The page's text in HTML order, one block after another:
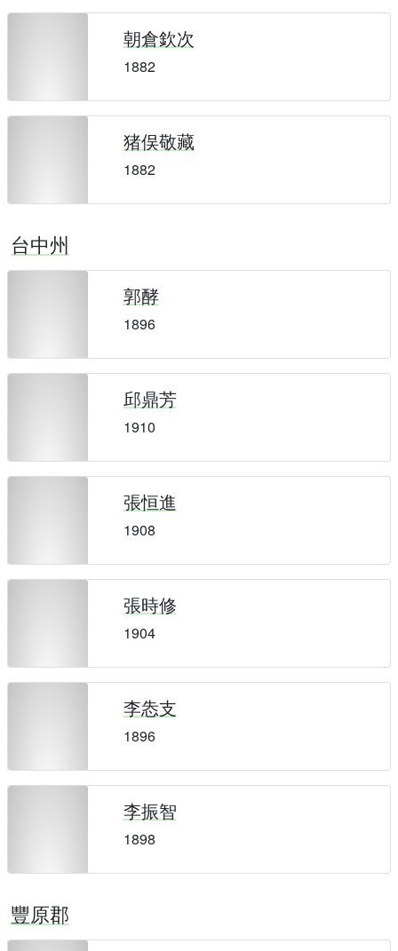
朝倉欽次
1882
猪俣敬藏
1882
台中州
郭酵
1896
邱鼎芳
1910
張恒進
1908
張時修
1904
李怣支
1896
李振智
1898
豐原郡